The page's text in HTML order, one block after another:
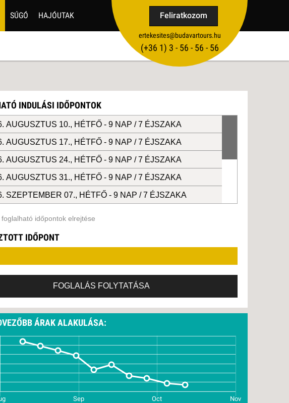
Feliratkozom
ertekesites@budavartours.hu
(+36­ 1) 3 - 56 - 56 - 56
SÚGÓ
TIPPEK
VISSZAJELZÉS KÜLDÉSE
HAJÓUTAK
ÁRAK ALAKULÁSA:
INDULÁSI IDŐPONTOK
AUGUSZTUS 10., HÉTFŐ - 9 NAP / 7 ÉJSZAKA
AUGUSZTUS 17., HÉTFŐ - 9 NAP / 7 ÉJSZAKA
AUGUSZTUS 24., HÉTFŐ - 9 NAP / 7 ÉJSZAKA
AUGUSZTUS 31., HÉTFŐ - 9 NAP / 7 ÉJSZAKA
SZEPTEMBER 07., HÉTFŐ - 9 NAP / 7 ÉJSZAKA
SZEPTEMBER 21., HÉTFŐ -
SZEPTEMBER 28., HÉTFŐ -9 NAP / 7 ÉJSZAKA
OKTÓBER 05., HÉTFŐ -9 NAP / 7 ÉJSZAKA
OKTÓBER 12., HÉTFŐ - 9 NAP / 7 ÉJSZAKA
foglalható időpontok elrejtése
IDŐPONT
FOGLALÁS FOLYTATÁSA